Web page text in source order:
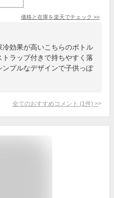
価格と在庫を楽天でチェック >>
効果が高いこちらのボトル
ラップ付きで持ちやすく落
プルなデザインで子供っぽ
全てのおすすめコメント (1 件) >